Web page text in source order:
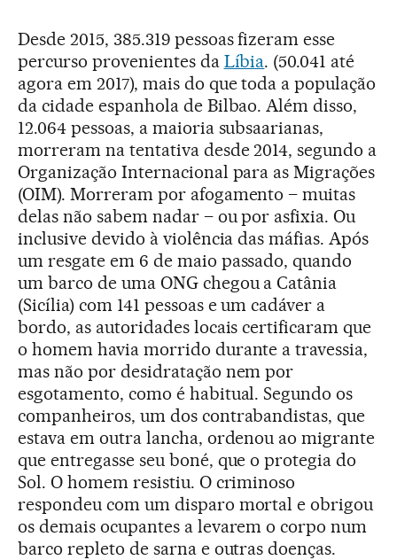
Desde 2015, 385.319 pessoas fizeram esse
percurso provenientes da Líbia. (50.041 até
agora em 2017), mais do que toda a população
da cidade espanhola de Bilbao. Além disso,
12.064 pessoas, a maioria subsaarianas,
morreram na tentativa desde 2014, segundo a
Organização Internacional para as Migrações
(OIM). Morreram por afogamento – muitas
delas não sabem nadar – ou por asfixia. Ou
inclusive devido à violência das máfias. Após
um resgate em 6 de maio passado, quando
um barco de uma ONG chegou a Catânia
(Sicília) com 141 pessoas e um cadáver a
bordo, as autoridades locais certificaram que
o homem havia morrido durante a travessia,
mas não por desidratação nem por
esgotamento, como é habitual. Segundo os
companheiros, um dos contrabandistas, que
estava em outra lancha, ordenou ao migrante
que entregasse seu boné, que o protegia do
Sol. O homem resistiu. O criminoso
respondeu com um disparo mortal e obrigou
os demais ocupantes a levarem o corpo num
barco repleto de sarna e outras doenças.